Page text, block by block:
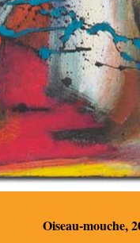
Oiseau-mouche,